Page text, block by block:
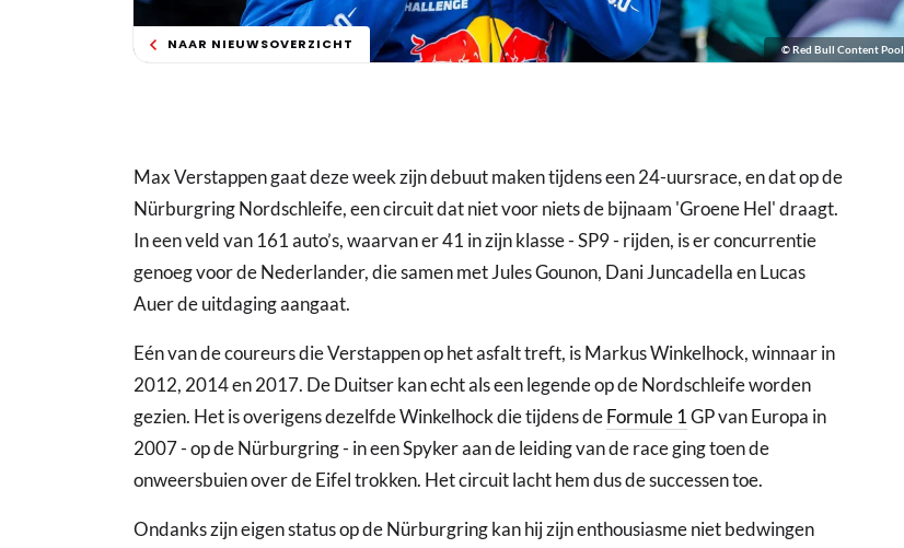
NAAR NIEUWSOVERZICHT © Red Bull Content Pool
Max Verstappen gaat deze week zijn debuut maken tijdens een 24-uursrace, en dat op de
Nürburgring Nordschleife, een circuit dat niet voor niets de bijnaam 'Groene Hel' draagt.
In een veld van 161 auto’s, waarvan er 41 in zijn klasse - SP9 - rijden, is er concurrentie
genoeg voor de Nederlander, die samen met Jules Gounon, Dani Juncadella en Lucas
Auer de uitdaging aangaat.
Eén van de coureurs die Verstappen op het asfalt treft, is Markus Winkelhock, winnaar in
2012, 2014 en 2017. De Duitser kan echt als een legende op de Nordschleife worden
gezien. Het is overigens dezelfde Winkelhock die tijdens deFormule 1GP van Europa in
2007 - op de Nürburgring - in een Spyker aan de leiding van de race ging toen de
onweersbuien over de Eifel trokken. Het circuit lacht hem dus de successen toe.
Ondanks zijn eigen status op de Nürburgring kan hij zijn enthousiasme niet bedwingen